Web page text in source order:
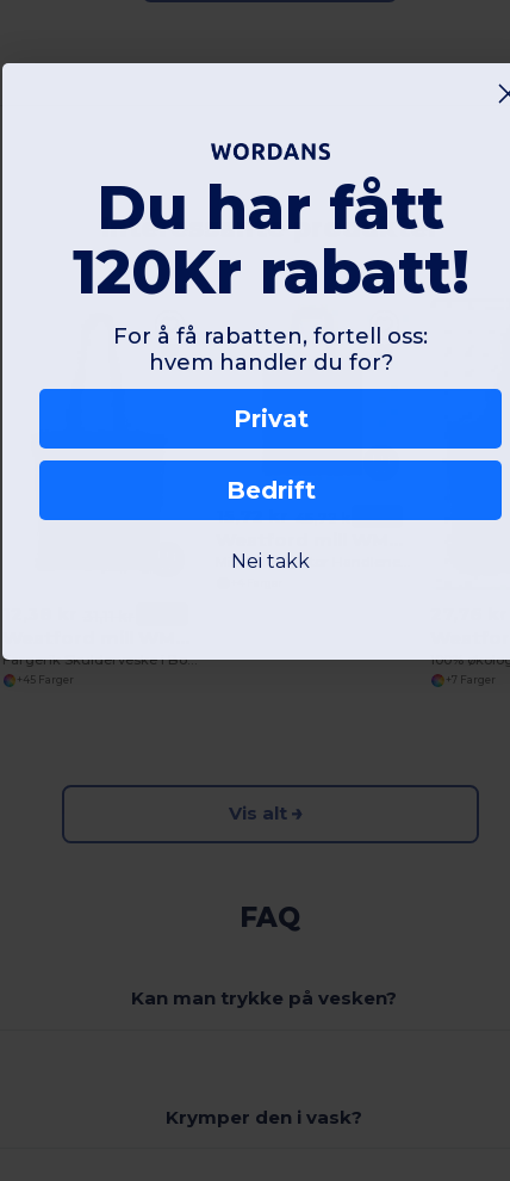
Interessante produkter
Fargerik Skulderveske i Bomull for Tilpasning
+45 Farger
15,72 kr 45,72 kr-66%
100%
+7 Farger
Vis alt
FAQ
Kan man trykke på vesken?
Krymper den i vask?
Du har fått
120Kr rabatt!
For å få rabatten, fortell oss:
hvem handler du for?
Privat
Bedrift
Nei takk